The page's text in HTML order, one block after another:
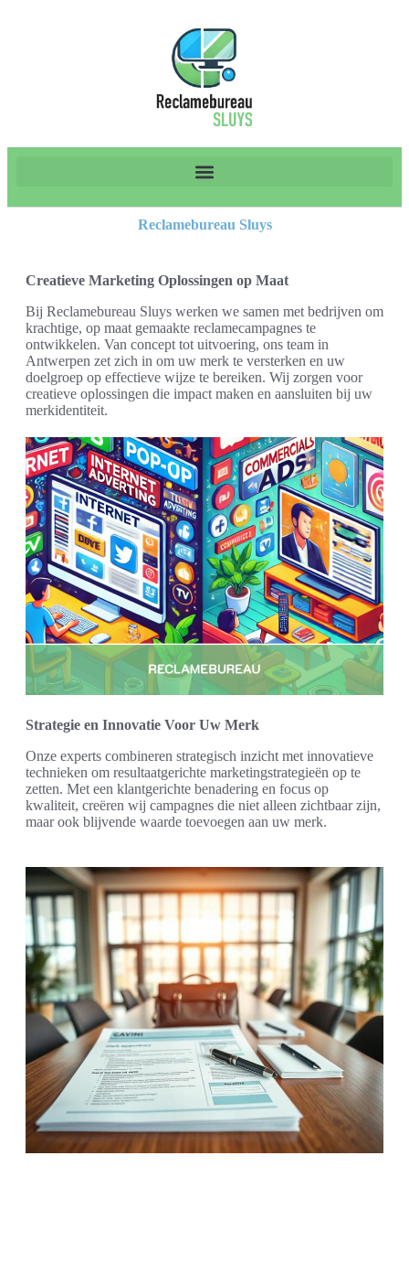
Reclamebureau Sluys
Creatieve Marketing Oplossingen op Maat
Bij Reclamebureau Sluys werken we samen met bedrijven om
krachtige, op maat gemaakte reclamecampagnes te
ontwikkelen. Van concept tot uitvoering, ons team in
Antwerpen zet zich in om uw merk te versterken en uw
doelgroep op effectieve wijze te bereiken. Wij zorgen voor
creatieve oplossingen die impact maken en aansluiten bij uw
merkidentiteit.
Strategie en Innovatie Voor Uw Merk
Onze experts combineren strategisch inzicht met innovatieve
technieken om resultaatgerichte marketingstrategieën op te
zetten. Met een klantgerichte benadering en focus op
kwaliteit, creëren wij campagnes die niet alleen zichtbaar zijn,
maar ook blijvende waarde toevoegen aan uw merk.